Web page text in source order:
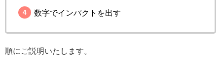
数字でインパクトを出す
順にご説明いたします。